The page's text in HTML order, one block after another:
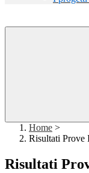
Home >
Risultati Prove
Risultati